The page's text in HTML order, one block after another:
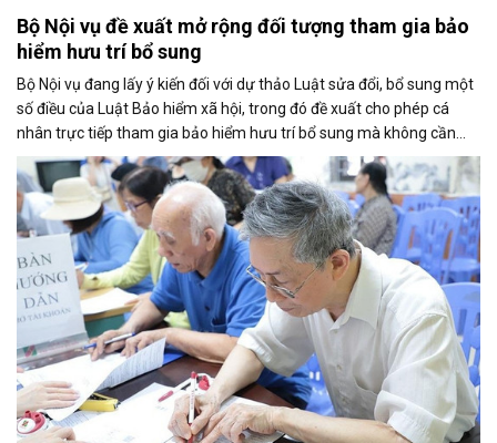
Bộ Nội vụ đề xuất mở rộng đối tượng tham gia bảo
hiểm hưu trí bổ sung
Bộ Nội vụ đang lấy ý kiến đối với dự thảo Luật sửa đổi, bổ sung một
số điều của Luật Bảo hiểm xã hội, trong đó đề xuất cho phép cá
nhân trực tiếp tham gia bảo hiểm hưu trí bổ sung mà không cần
thông qua người sử dụng lao động. Dự thảo cũng điều chỉnh cách
tính thời gian đóng bảo hiểm xã hội nhằm bảo đảm quyền lợi cho
người tham gia.